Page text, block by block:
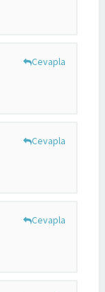
Cevapla
Cevapla
Cevapla